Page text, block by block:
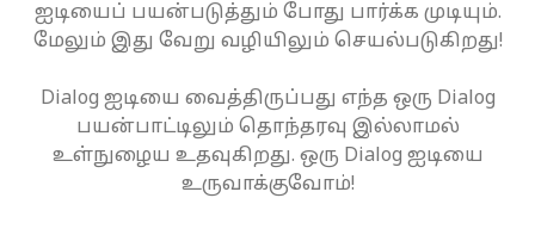
ஐடியைப் பயன்படுத்தும் போது பார்க்க முடியும்.
மேலும் இது வேறு வழியிலும் செயல்படுகிறது!
Dialog ஐடியை வைத்திருப்பது எந்த ஒரு Dialog
பயன்பாட்டிலும் தொந்தரவு இல்லாமல்
உள்நுழைய உதவுகிறது. ஒரு Dialog ஐடியை
உருவாக்குவோம்!